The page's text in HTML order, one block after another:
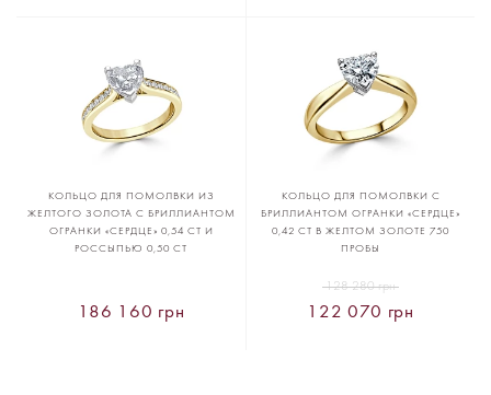
КОЛЬЦО ДЛЯ ПОМОЛВКИ ИЗ
ЖЕЛТОГО ЗОЛОТА С БРИЛЛИАНТОМ
ОГРАНКИ «СЕРДЦЕ» 0,54 CT И
РОССЫПЬЮ 0,50 CT
186 160 грн
КОЛЬЦО ДЛЯ ПОМОЛВКИ С
БРИЛЛИАНТОМ ОГРАНКИ «СЕРДЦЕ»
0,42 CT В ЖЕЛТОМ ЗОЛОТЕ 750
ПРОБЫ
122 070 грн
128 280 грн